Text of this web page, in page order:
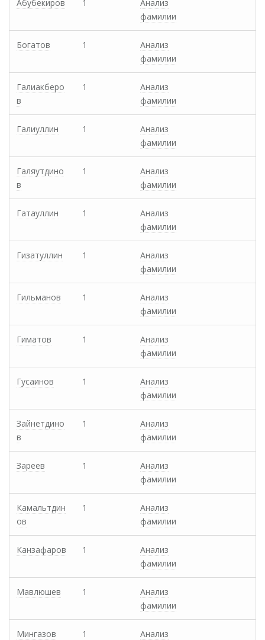
Абубекиров 1
Анализ
фамилии
Богатов 1
Анализ
фамилии
Галиакберо
в
1
Анализ
фамилии
Галиуллин 1
Анализ
фамилии
Галяутдино
в
1
Анализ
фамилии
Гатауллин 1
Анализ
фамилии
Гизатуллин 1
Анализ
фамилии
Гильманов 1
Анализ
фамилии
Гиматов 1
Анализ
фамилии
Гусаинов 1
Анализ
фамилии
Зайнетдино
в
1
Анализ
фамилии
Зареев 1
Анализ
фамилии
Камальтдин
ов
1
Анализ
фамилии
Канзафаров 1
Анализ
фамилии
Мавлюшев 1
Анализ
фамилии
Мингазов 1
Анализ